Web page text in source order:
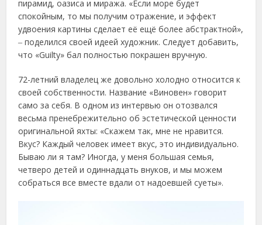
пирамид, оазиса и миража. «Если море будет
спокойным, то мы получим отражение, и эффект
удвоения картины сделает её ещё более абстрактной»,
‒ поделился своей идеей художник. Следует добавить,
что «Guilty» бал полностью покрашен вручную.
72-летний владелец же довольно холодно относится к
своей собственности. Название «Виновен» говорит
само за себя. В одном из интервью он отозвался
весьма пренебрежительно об эстетической ценности
оригинальной яхты: «Скажем так, мне не нравится.
Вкус? Каждый человек имеет вкус, это индивидуально.
Бываю ли я там? Иногда, у меня большая семья,
четверо детей и одиннадцать внуков, и мы можем
собраться все вместе вдали от надоевшей суеты».